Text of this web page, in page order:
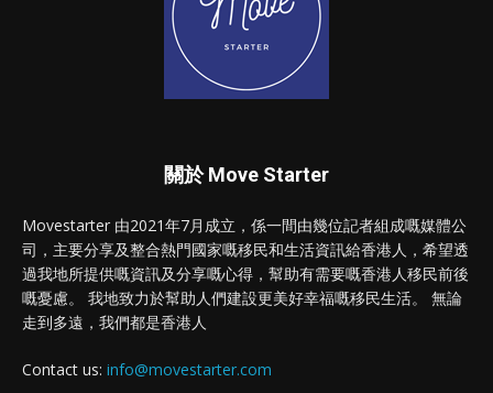
關於 Move Starter
Movestarter 由2021年7月成立，係一間由幾位記者組成嘅媒體公
司，主要分享及整合熱門國家嘅移民和生活資訊給香港人，希望透
過我地所提供嘅資訊及分享嘅心得，幫助有需要嘅香港人移民前後
嘅憂慮。 我地致力於幫助人們建設更美好幸福嘅移民生活。 無論
走到多遠，我們都是香港人
Contact us: info@movestarter.com